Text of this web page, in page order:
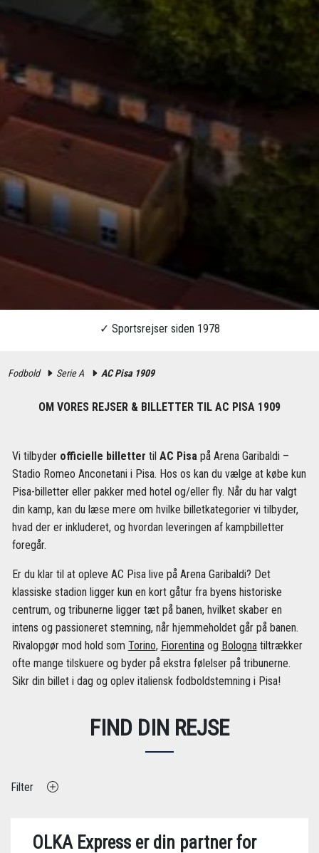
Fodbold Serie A AC Pisa 1909
OM VORES REJSER & BILLETTER TIL AC PISA 1909
Vi tilbyder officielle billetter til AC Pisapå Arena Garibaldi –
Stadio Romeo Anconetani i Pisa. Hos os kan du vælge at købe kun
Pisa-billetter eller pakker med hotel og/eller fly. Når du har valgt
din kamp, kan du læse mere om hvilke billetkategorier vi tilbyder,
hvad der er inkluderet, og hvordan leveringen af kampbilletter
foregår.
Er du klar til at opleve AC Pisa live på Arena Garibaldi? Det
klassiske stadion ligger kun en kort gåtur fra byens historiske
centrum, og tribunerne ligger tæt på banen, hvilket skaber en
intens og passioneret stemning, når hjemmeholdet går på banen.
Rivalopgør mod hold som Torino, Fiorentinaog Bolognatiltrækker
ofte mange tilskuere og byder på ekstra følelser på tribunerne.
Sikr din billet i dag og oplev italiensk fodboldstemning i Pisa!